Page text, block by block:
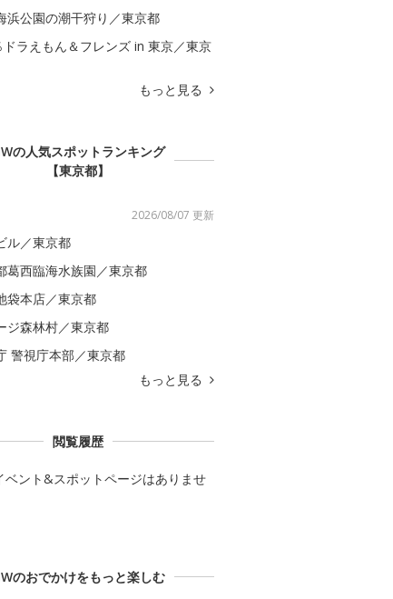
浜公園の潮干狩り／東京都
ドラえもん＆フレンズ in 東京／東京
もっと見る
の人気スポットランキング
【東京都】
2026/08/07 更新
ル／東京都
葛西臨海水族園／東京都
袋本店／東京都
ジ森林村／東京都
警視庁本部／東京都
もっと見る
閲覧履歴
ベント&スポットページはありませ
のおでかけをもっと楽しむ